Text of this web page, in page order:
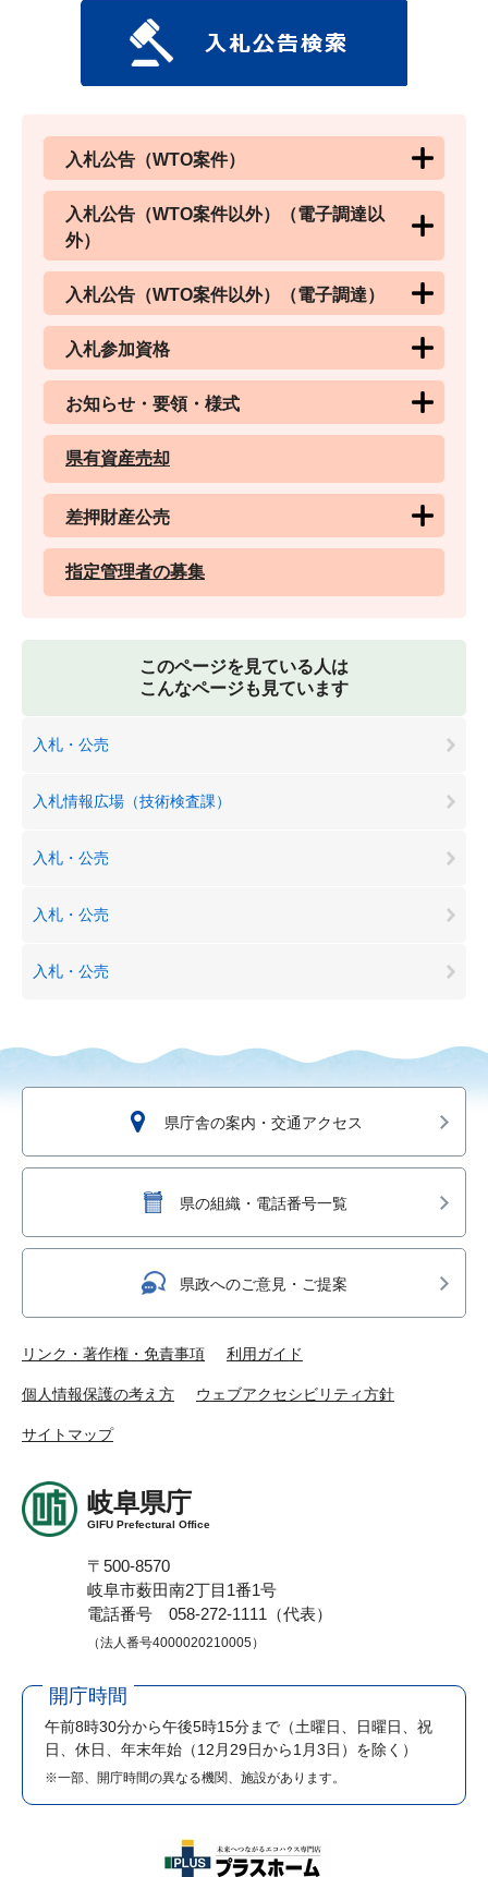
入札公告（WTO案件）
入札公告（WTO案件以外）（電子調達以
外）
入札公告（WTO案件以外）（電子調達）
入札参加資格
お知らせ・要領・様式
県有資産売却
差押財産公売
指定管理者の募集
このページを見ている人は
こんなページも見ています
入札・公売
入札情報広場（技術検査課）
入札・公売
入札・公売
入札・公売
県庁舎の案内・交通アクセス
県の組織・電話番号一覧
県政へのご意見・ご提案
リンク・著作権・免責事項 利用ガイド
個人情報保護の考え方 ウェブアクセシビリティ方針
サイトマップ
岐阜県庁
GIFU Prefectural Office
〒500-8570
岐阜市薮田南2丁目1番1号
電話番号 058-272-1111（代表）
（法人番号4000020210005）
開庁時間
午前8時30分から午後5時15分まで （土曜日、日曜日、祝
日、休日、年末年始（12月29日から1月3日）を除く）
※一部、開庁時間の異なる機関、施設があります。